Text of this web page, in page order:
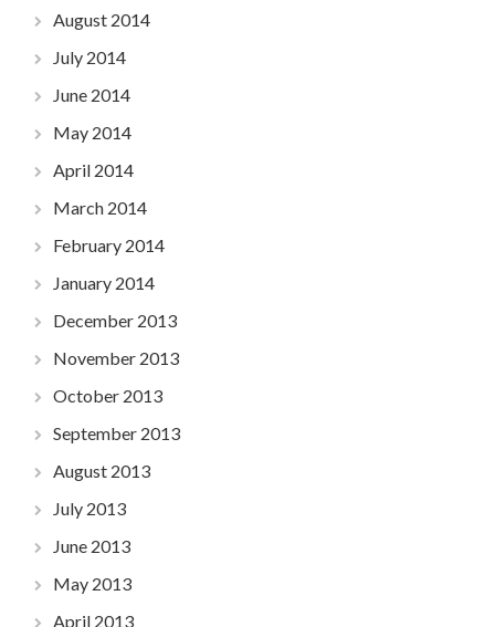
August 2014
July 2014
June 2014
May 2014
April 2014
March 2014
February 2014
January 2014
December 2013
November 2013
October 2013
September 2013
August 2013
July 2013
June 2013
May 2013
April 2013